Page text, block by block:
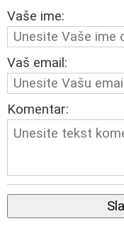
Vaše ime:
Vaš email:
Komentar: